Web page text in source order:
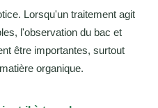
Lorsqu'un traitement agit
l'observation du bac et
être importantes, surtout
organique.